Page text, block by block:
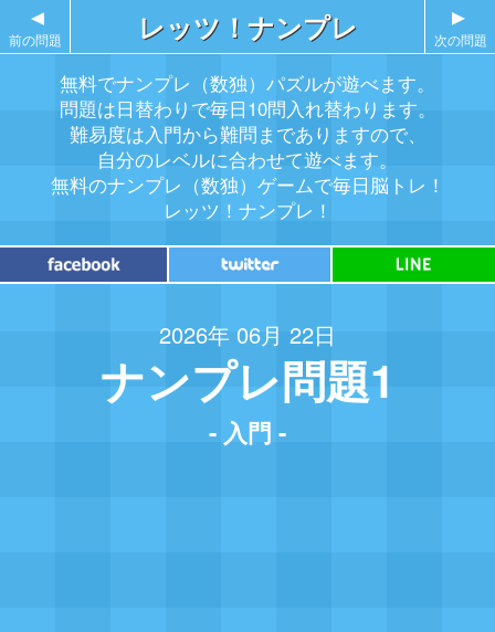
レッツ！ナンプレ
無料でナンプレ（数独）パズルが遊べます。
問題は日替わりで毎日10問入れ替わります。
難易度は入門から難問までありますので、
自分のレベルに合わせて遊べます。
無料のナンプレ（数独）ゲームで毎日脳トレ！
レッツ！ナンプレ！
2026年 06月 22日
ナンプレ問題1
- 入門 -
▲
前の問題
▲
次の問題